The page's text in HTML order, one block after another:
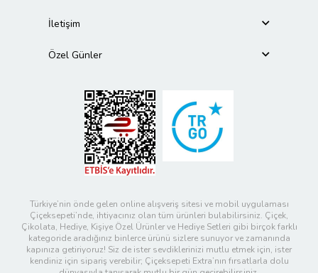
İletişim
Özel Günler
Türkiye’nin önde gelen online alışveriş sitesi ve mobil uygulaması
Çiçeksepeti’nde, ihtiyacınız olan tüm ürünleri bulabilirsiniz. Çiçek,
Çikolata, Hediye, Kişiye Özel Ürünler ve Hediye Setleri gibi birçok farklı
kategoride aradığınız binlerce ürünü sizlere sunuyor ve zamanında
kapınıza getiriyoruz! Siz de ister sevdiklerinizi mutlu etmek için, ister
kendiniz için sipariş verebilir; Çiçeksepeti Extra’nın fırsatlarla dolu